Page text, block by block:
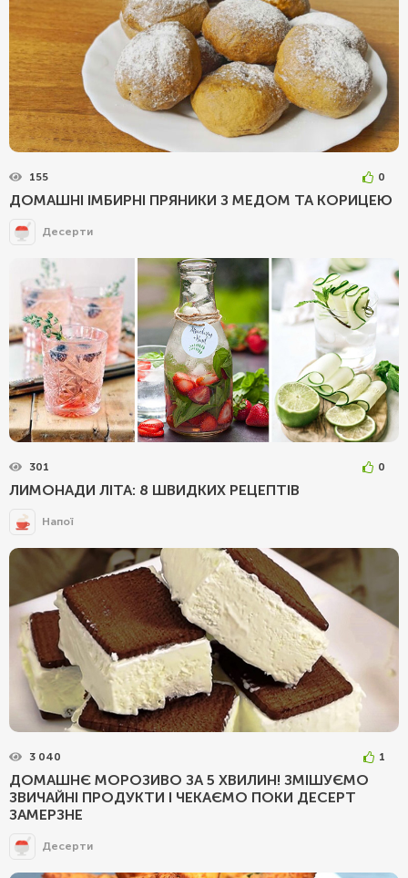
155 0
ДОМАШНІ ІМБИРНІ ПРЯНИКИ З МЕДОМ ТА КОРИЦЕЮ
Десерти
301 0
ЛИМОНАДИ ЛІТА: 8 ШВИДКИХ РЕЦЕПТІВ
Напої
3 040 1
ДОМАШНЄ МОРОЗИВО ЗА 5 ХВИЛИН! ЗМІШУЄМО
ЗВИЧАЙНІ ПРОДУКТИ І ЧЕКАЄМО ПОКИ ДЕСЕРТ
ЗАМЕРЗНЕ
Десерти